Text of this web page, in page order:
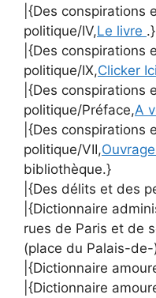
|{Des conspirations
politique/IV,Le livre .}
|{Des conspirations
politique/IX,Clicker Ici
|{Des conspirations
politique/Préface,A
|{Des conspirations
politique/VII,Ouvrage
bibliothèque.}
|{Des délits et des
|{Dictionnaire
rues de Paris et de
(place du Palais-de-
|{Dictionnaire
|{Dictionnaire